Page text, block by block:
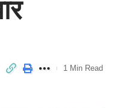
1 Min Read